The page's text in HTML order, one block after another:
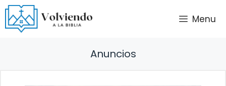
Saltar
al
contenido
Menu
Anuncios